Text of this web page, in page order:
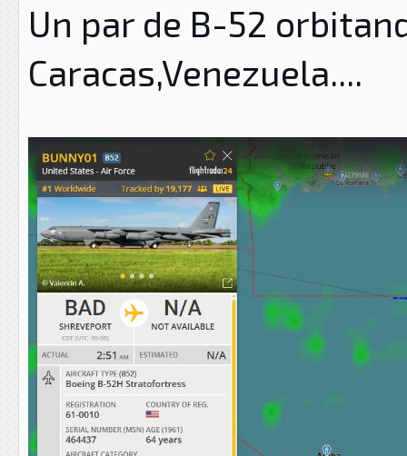
Un par de B-52
Caracas,Venezuela....